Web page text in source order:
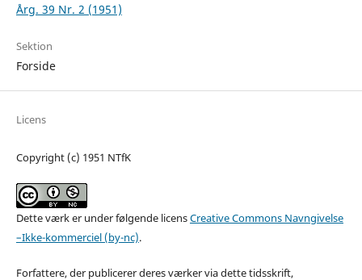
Årg. 39 Nr. 2 (1951)
Sektion
Forside
Licens
Copyright (c) 1951 NTfK
Dette værk er under følgende licensCreative Commons Navngivelse
–Ikke-kommerciel (by-nc).
Forfattere, der publicerer deres værker via dette tidsskrift,